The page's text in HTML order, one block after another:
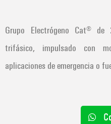
Grupo Electrógeno Cat®
trifásico, impulsado con
aplicaciones de emergencia o